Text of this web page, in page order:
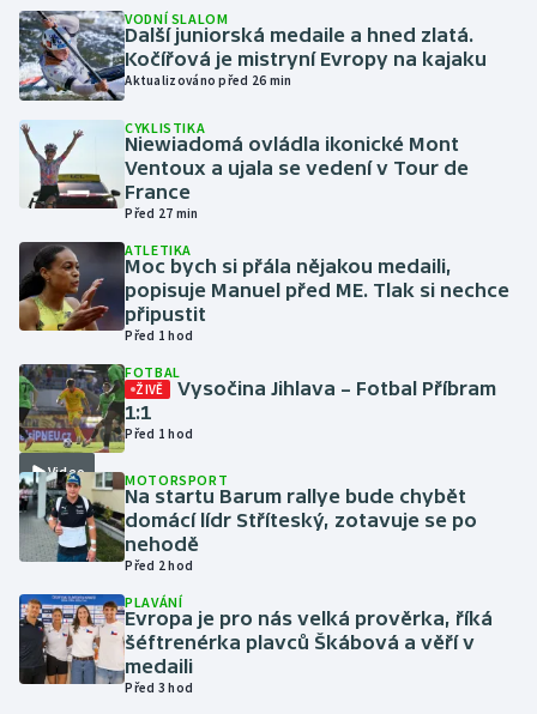
Florbal
Futsal
Golf
Gymnastika
Házená
Jezdectví
Judo
Krasobruslení
Lezení
Lyže a snowboard
Moderní pětiboj
Motorsport
VODNÍ SLALOM
Další juniorská medaile a hned zlatá.
Kočířová je mistryní Evropy na kajaku
Aktualizováno před 26 min
CYKLISTIKA
Niewiadomá ovládla ikonické Mont
Ventoux a ujala se vedení v Tour de
France
Před 27 min
ATLETIKA
Moc bych si přála nějakou medaili,
popisuje Manuel před ME. Tlak si nechce
připustit
Před 1 hod
Video
FOTBAL
ŽIVĚ
Vysočina Jihlava – Fotbal Příbram
1:1
Před 1 hod
MOTORSPORT
Na startu Barum rallye bude chybět
domácí lídr Stříteský, zotavuje se po
nehodě
Před 2 hod
PLAVÁNÍ
Evropa je pro nás velká prověrka, říká
šéftrenérka plavců Škábová a věří v
medaili
Před 3 hod